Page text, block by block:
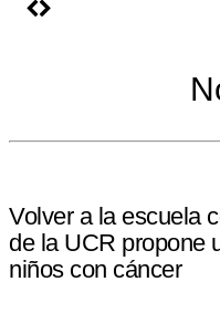
Volver a la escuela
de la UCR propone
niños con cáncer